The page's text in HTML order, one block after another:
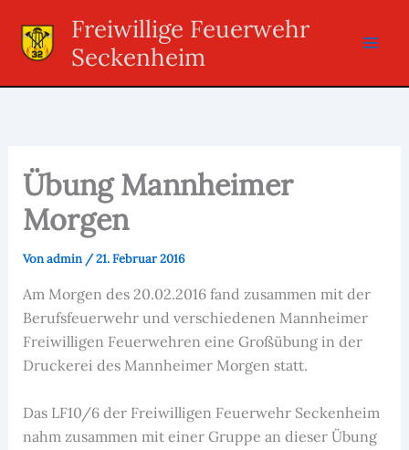
Inhalt
springen
Freiwillige Feuerwehr
Seckenheim
Übung Mannheimer
Morgen
Vonadmin /21. Februar 2016
Am Morgen des 20.02.2016 fand zusammen mit der
Berufsfeuerwehr und verschiedenen Mannheimer
Freiwilligen Feuerwehren eine Großübung in der
Druckerei des Mannheimer Morgen statt.
Das LF10/6 der Freiwilligen Feuerwehr Seckenheim
nahm zusammen mit einer Gruppe an dieser Übung